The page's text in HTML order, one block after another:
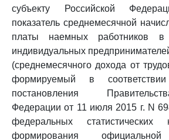
субъекту Российской
показатель среднемесячной
платы наемных работников в
индивидуальных
(среднемесячного дохода от
формируемый в
постановления
Федерации от 11 июля 2015 г. N
федеральных
формирования официальной